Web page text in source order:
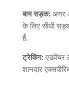
बाय सड़क: अगर
के लिए सीधी
हैं.
ट्रेकिंग: एडवेंचर
शानदार